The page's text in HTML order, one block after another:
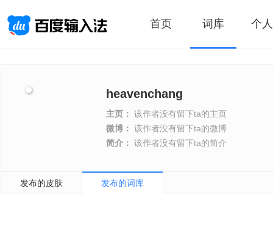
首页 词库 个
heavenchang
主页： 该作者没有留下ta的主页
微博： 该作者没有留下ta的微博
简介： 该作者没有留下ta的简介
发布的皮肤 发布的词库